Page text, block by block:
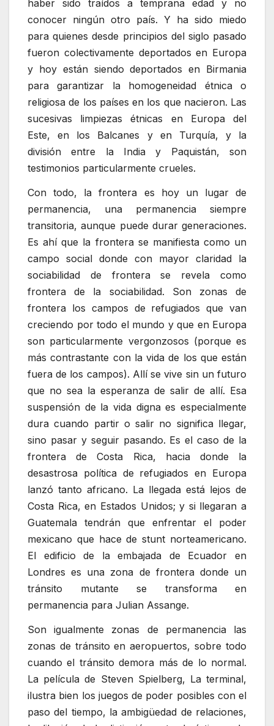
haber sido traídos a temprana edad y no
conocer ningún otro país. Y ha sido miedo
para quienes desde principios del siglo pasado
fueron colectivamente deportados en Europa
y hoy están siendo deportados en Birmania
para garantizar la homogeneidad étnica o
religiosa de los países en los que nacieron. Las
sucesivas limpiezas étnicas en Europa del
Este, en los Balcanes y en Turquía, y la
división entre la India y Paquistán, son
testimonios particularmente crueles.
Con todo, la frontera es hoy un lugar de
permanencia, una permanencia siempre
transitoria, aunque puede durar generaciones.
Es ahí que la frontera se manifiesta como un
campo social donde con mayor claridad la
sociabilidad de frontera se revela como
frontera de la sociabilidad. Son zonas de
frontera los campos de refugiados que van
creciendo por todo el mundo y que en Europa
son particularmente vergonzosos (porque es
más contrastante con la vida de los que están
fuera de los campos). Allí se vive sin un futuro
que no sea la esperanza de salir de allí. Esa
suspensión de la vida digna es especialmente
dura cuando partir o salir no significa llegar,
sino pasar y seguir pasando. Es el caso de la
frontera de Costa Rica, hacia donde la
desastrosa política de refugiados en Europa
lanzó tanto africano. La llegada está lejos de
Costa Rica, en Estados Unidos; y si llegaran a
Guatemala tendrán que enfrentar el poder
mexicano que hace de stunt norteamericano.
El edificio de la embajada de Ecuador en
Londres es una zona de frontera donde un
tránsito mutante se transforma en
permanencia para Julian Assange.
Son igualmente zonas de permanencia las
zonas de tránsito en aeropuertos, sobre todo
cuando el tránsito demora más de lo normal.
La película de Steven Spielberg, La terminal,
ilustra bien los juegos de poder posibles con el
paso del tiempo, la ambigüedad de relaciones,